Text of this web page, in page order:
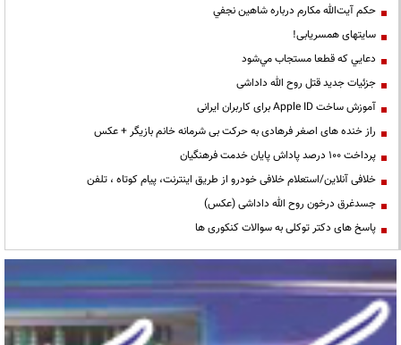
حكم آيت‌الله مكارم درباره شاهين نجفي
سایتهای همسریابی!
دعايي كه قطعا مستجاب مي‌شود
جزئیات جدید قتل روح الله داداشی
آموزش ساخت Apple ID برای کاربران ایرانی
راز خنده های اصغر فرهادی به حرکت بی شرمانه خانم بازیگر + عکس
پرداخت ۱۰۰ درصد پاداش پایان خدمت فرهنگیان
خلافی آنلاین/استعلام خلافی خودرو از طریق اینترنت، پیام کوتاه ، تلفن
جسدغرق درخون روح الله داداشی (عکس)
پاسخ های دکتر توکلی به سوالات کنکوری ها